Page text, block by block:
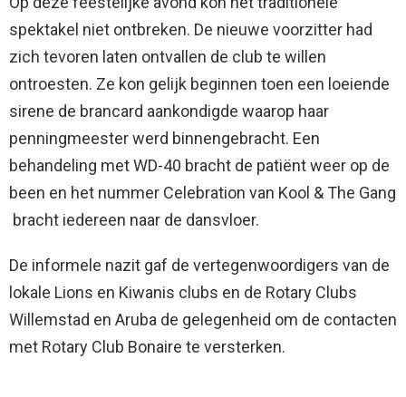
spektakel niet ontbreken. De nieuwe voorzitter had
zich tevoren laten ontvallen de club te willen
ontroesten. Ze kon gelijk beginnen toen een loeiende
sirene de brancard aankondigde waarop haar
penningmeester werd binnengebracht. Een
behandeling met WD-40 bracht de patiënt weer op de
been en het nummer Celebration van Kool & The Gang
bracht iedereen naar de dansvloer.
De informele nazit gaf de vertegenwoordigers van de
lokale Lions en Kiwanis clubs en de Rotary Clubs
Willemstad en Aruba de gelegenheid om de contacten
met Rotary Club Bonaire te versterken.